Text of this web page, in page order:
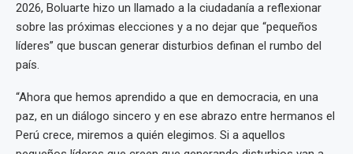
2026, Boluarte hizo un llamado a la ciudadanía a reflexionar
sobre las próximas elecciones y a no dejar que “pequeños
líderes” que buscan generar disturbios definan el rumbo del
país.
“Ahora que hemos aprendido a que en democracia, en una
paz, en un diálogo sincero y en ese abrazo entre hermanos el
Perú crece, miremos a quién elegimos. Si a aquellos